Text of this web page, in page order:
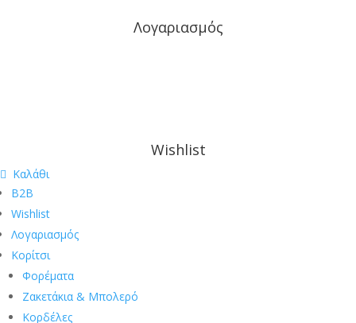
Λογαριασμός
Wishlist
Καλάθι
B2B
Wishlist
Λογαριασμός
Κορίτσι
Φορέματα
Ζακετάκια & Μπολερό
Κορδέλες